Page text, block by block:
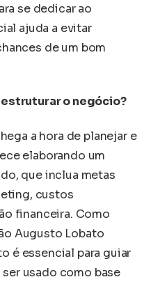
se dedicar ao
ajuda a evitar
de um bom
estruturar o negócio?
a hora de planejar e
elaborando um
que inclua metas
custos
financeira. Como
Augusto Lobato
é essencial para guiar
usado como base